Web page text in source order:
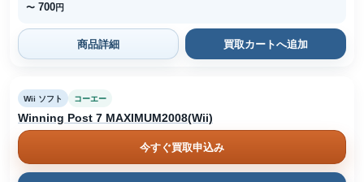
〜 700円
商品詳細 買取カートへ追加
Wii ソフト コーエー
Winning Post 7 MAXIMUM2008(Wii)
今すぐ買取申込み